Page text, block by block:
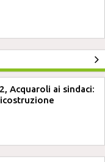
Acquaroli ai sindaci: